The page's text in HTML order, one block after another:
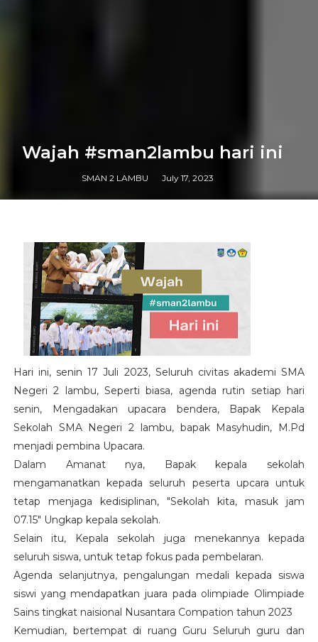
Wajah #sman2lambu hari ini
SMAN 2 LAMBU July 17, 2023
Hari ini, senin 17 Juli 2023, Seluruh civitas akademi SMA
Negeri 2 lambu, Seperti biasa, agenda rutin setiap hari
senin, Mengadakan upacara bendera, Bapak Kepala
Sekolah SMA Negeri 2 lambu, bapak Masyhudin, M.Pd
menjadi pembina Upacara.
Dalam Amanat nya, Bapak kepala sekolah
mengamanatkan kepada seluruh peserta upcara untuk
tetap menjaga kedisiplinan, "Sekolah kita, masuk jam
07.15" Ungkap kepala sekolah.
Selain itu, Kepala sekolah juga menekannya kepada
seluruh siswa, untuk tetap fokus pada pembelaran.
Agenda selanjutnya, pengalungan medali kepada siswa
siswi yang mendapatkan juara pada olimpiade Olimpiade
Sains tingkat naisional Nusantara Compation tahun 2023
Kemudian, bertempat di ruang Guru Seluruh guru dan